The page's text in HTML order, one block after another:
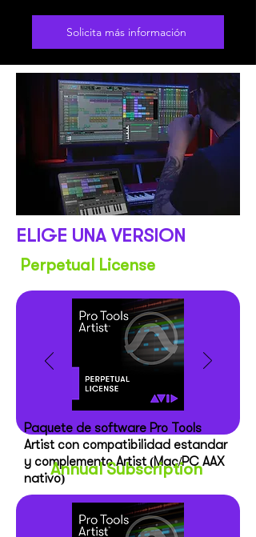
Solicita más información
ELIGE UNA VERSIÓN
Perpetual License
Paquete de software Pro Tools
Artist con compatibilidad estándar
y complemento Artist (Mac/PC AAX
nativo)Annual Subscription